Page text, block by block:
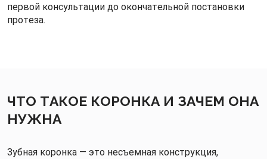
первой консультации до окончательной постановки
протеза.
ЧТО ТАКОЕ КОРОНКА И ЗАЧЕМ ОНА
НУЖНА
Зубная коронка — это несъемная конструкция,